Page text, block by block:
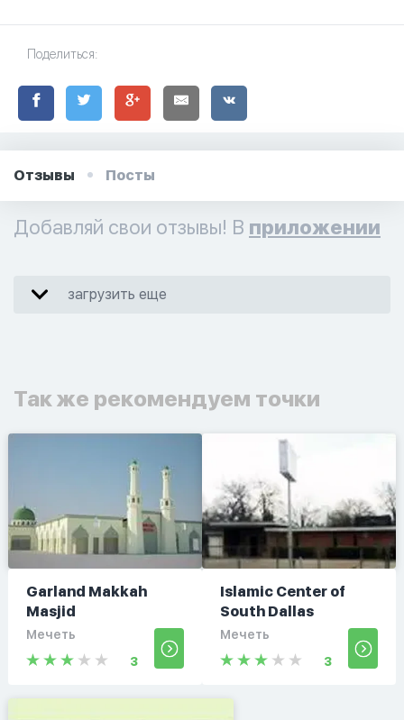
Поделиться:
Отзывы Посты
Добавляй свои отзывы! В приложении
загрузить еще
Так же рекомендуем точки
Garland Makkah
Masjid
Мечеть
3
Islamic Center of
South Dallas
Мечеть
3